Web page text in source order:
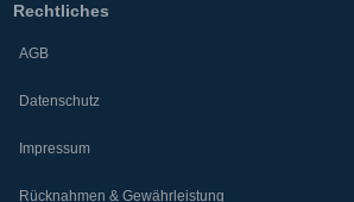
Rechtliches
AGB
Datenschutz
Impressum
Rücknahmen & Gewährleistung